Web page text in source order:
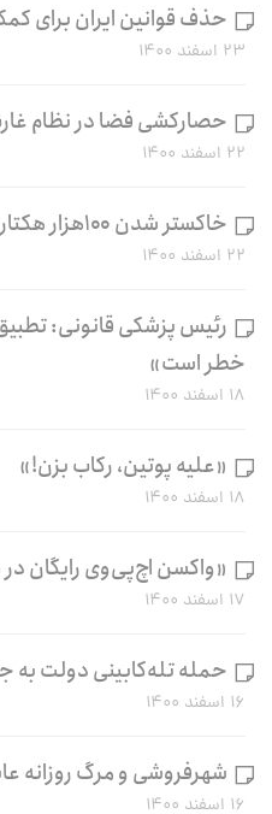
حذف قوانین ایران برای
۲۳ اسفند ۱۴۰۰
حصارکشی فضا در نظام
۲۲ اسفند ۱۴۰۰
خاکستر شدن ۱۰۰هزار هکتار جنگل و مرتع طی ۵ سال
۲۲ اسفند ۱۴۰۰
رئیس پزشکی قانونی:
خطر است»
۱۸ اسفند ۱۴۰۰
«علیه پوتین، رکاب بزن!»
۱۸ اسفند ۱۴۰۰
«واکسن اچ‌پی‌وی رایگان
۱۷ اسفند ۱۴۰۰
حمله تله‌کابینی دولت به
۱۶ اسفند ۱۴۰۰
شهرفروشی و مرگ روزانه
۱۶ اسفند ۱۴۰۰